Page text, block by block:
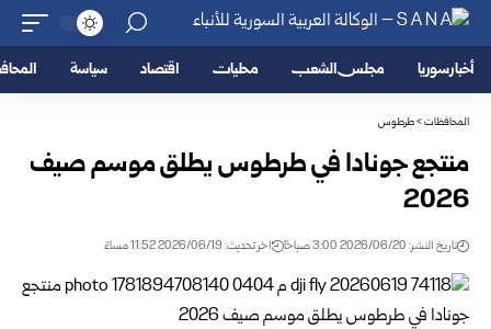
أخبار سوريا مجلس الشعب محليات اقتصاد سياسة
المحافظات>طرطوس
منتجع جونادا في طرطوس يطلق موسم صيف
2026
تاريخ النشر: 2026/06/20 3:00 صباحًا اخر تحديث: 2026/06/19 11:52 مساءً